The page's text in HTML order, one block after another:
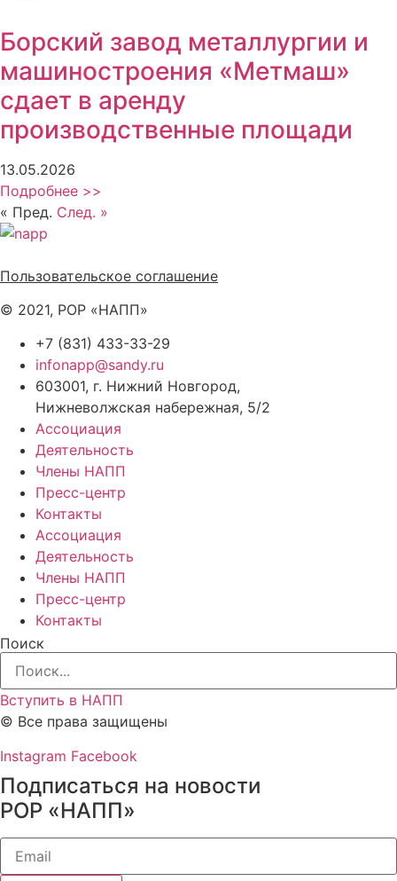
Борский завод металлургии и
машиностроения «Метмаш»
сдает в аренду
производственные площади
13.05.2026
Подробнее >>
« Пред. След. »
Пользовательское соглашение
© 2021, РОР «НАПП»
+7 (831) 433-33-29
infonapp@sandy.ru
603001, г. Нижний Новгород,
Нижневолжская набережная, 5/2
Ассоциация
Деятельность
Члены НАПП
Пресс-центр
Контакты
Ассоциация
Деятельность
Члены НАПП
Пресс-центр
Контакты
Поиск
Вступить в НАПП
© Все права защищены
Instagram Facebook
Подписаться на новости
РОР «НАПП»